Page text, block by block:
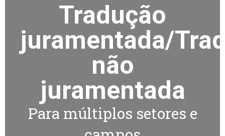
Tradução
juramentada/
não
juramentada
Para múltiplos setores e